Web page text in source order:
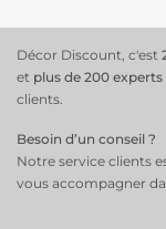
Décor Discount, c'est
et plus de 200 experts
clients.
Besoin d’un conseil ?
Notre service clients
vous accompagner